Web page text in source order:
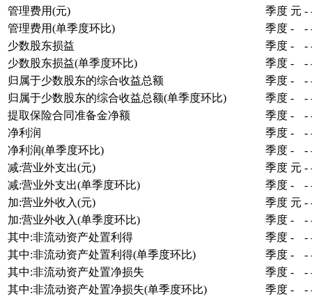
管理费用(元)
季度 元 -
管理费用(单季度环比)
季度 - -
少数股东损益
季度 - -
少数股东损益(单季度环比)
季度 - -
归属于少数股东的综合收益总额
季度 - -
归属于少数股东的综合收益总额(单季度环比)
季度 - -
提取保险合同准备金净额
季度 - -
净利润
季度 - -
净利润(单季度环比)
季度 - -
减:营业外支出(元)
季度 元 -
减:营业外支出(单季度环比)
季度 - -
加:营业外收入(元)
季度 元 -
加:营业外收入(单季度环比)
季度 - -
其中:非流动资产处置利得
季度 - -
其中:非流动资产处置利得(单季度环比)
季度 - -
其中:非流动资产处置净损失
季度 - -
其中:非流动资产处置净损失(单季度环比)
季度 - -